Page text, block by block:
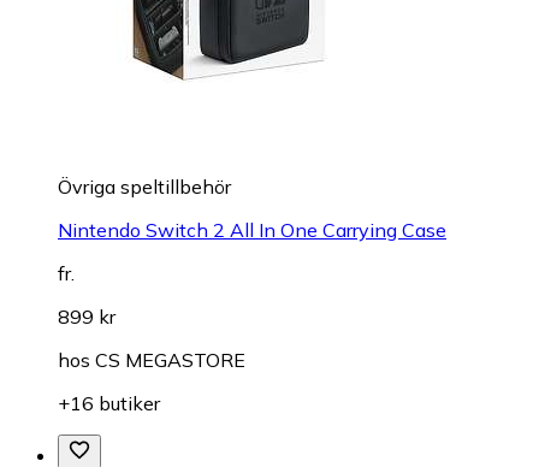
Övriga speltillbehör
Nintendo Switch 2 All In One Carrying Case
fr.
899 kr
hos CS MEGASTORE
+16 butiker